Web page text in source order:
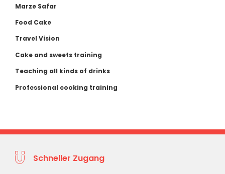
Marze Safar
Food Cake
Travel Vision
Cake and sweets training
Teaching all kinds of drinks
Professional cooking training
Schneller Zugang